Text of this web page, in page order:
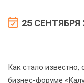
25 СЕНТЯБРЯ
Как стало
бизнес-форуме